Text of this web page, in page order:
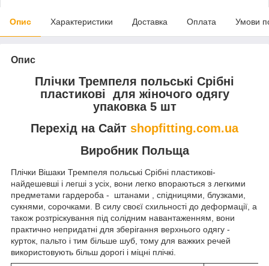
Опис Характеристики Доставка Оплата Умови
Опис
Плічки Тремпеля польські Срібні
пластикові для жіночого одягу
упаковка 5 шт
Перехід на Сайт shopfitting.com.ua
Виробник Польща
Плічки Вішаки Тремпеля польські Срібні пластикові-
найдешевші і легші з усіх, вони легко впораються з легкими
предметами гардероба - штанами , спідницями, блузками,
сукнями, сорочками. В силу своєї схильності до деформації, а
також розтріскування під солідним навантаженням, вони
практично непридатні для зберігання верхнього одягу -
курток, пальто і тим більше шуб, тому для важких речей
використовують більш дорогі і міцні плічкі.